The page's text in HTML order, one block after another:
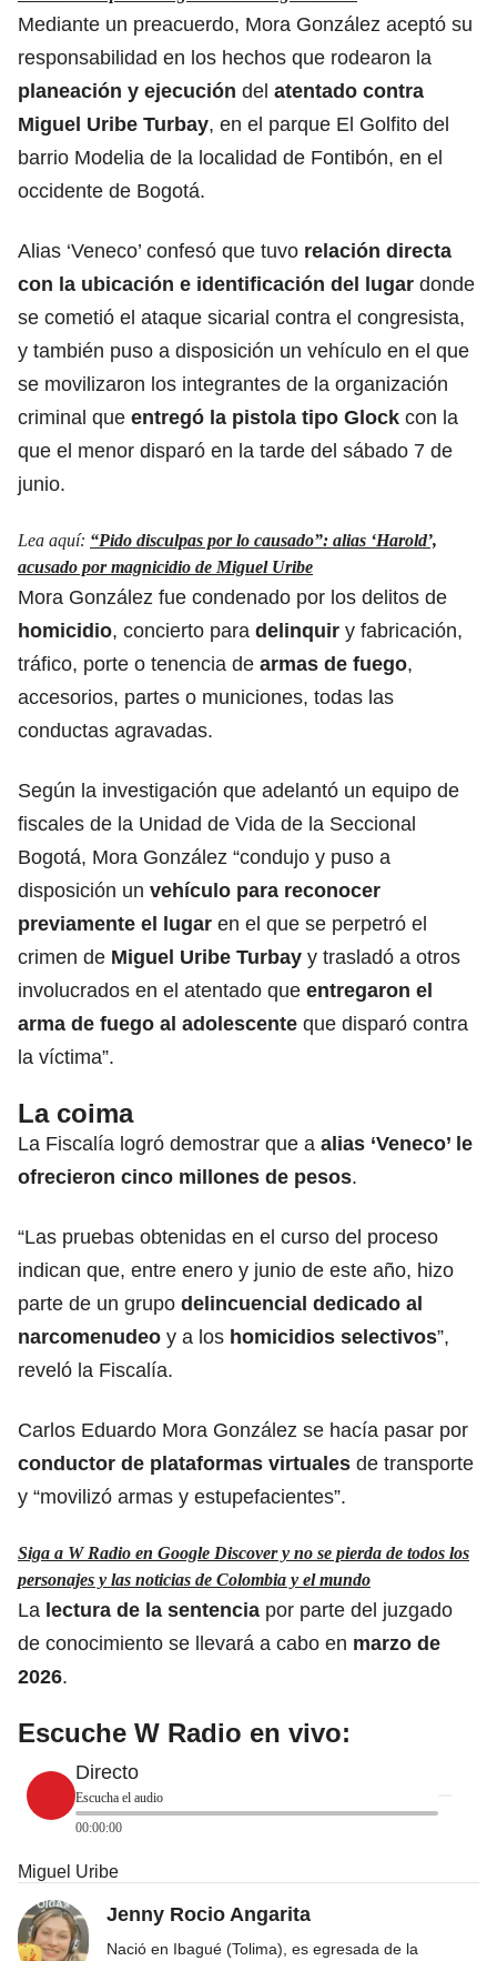
Mediante un preacuerdo, Mora González aceptó su
responsabilidad en los hechos que rodearon la
planeación y ejecución del atentado contra
Miguel Uribe Turbay, en el parque El Golfito del
barrio Modelia de la localidad de Fontibón, en el
occidente de Bogotá.
Alias ‘Veneco’ confesó que tuvo relación directa
con la ubicación e identificación del lugar donde
se cometió el ataque sicarial contra el congresista,
y también puso a disposición un vehículo en el que
se movilizaron los integrantes de la organización
criminal que entregó la pistola tipo Glock con la
que el menor disparó en la tarde del sábado 7 de
junio.
Lea aquí: “Pido disculpas por lo causado”: alias ‘Harold’,
acusado por magnicidio de Miguel Uribe
Mora González fue condenado por los delitos de
homicidio, concierto para delinquir y fabricación,
tráfico, porte o tenencia de armas de fuego,
accesorios, partes o municiones, todas las
conductas agravadas.
Según la investigación que adelantó un equipo de
fiscales de la Unidad de Vida de la Seccional
Bogotá, Mora González “condujo y puso a
disposición un vehículo para reconocer
previamente el lugar en el que se perpetró el
crimen de Miguel Uribe Turbay y trasladó a otros
involucrados en el atentado que entregaron el
arma de fuego al adolescente que disparó contra
la víctima”.
La coima
La Fiscalía logró demostrar que a alias ‘Veneco’ le
ofrecieron cinco millones de pesos.
“Las pruebas obtenidas en el curso del proceso
indican que, entre enero y junio de este año, hizo
parte de un grupo delincuencial dedicado al
narcomenudeo y a los homicidios selectivos”,
reveló la Fiscalía.
Carlos Eduardo Mora González se hacía pasar por
conductor de plataformas virtuales de transporte
y “movilizó armas y estupefacientes”.
Siga a W Radio en Google Discover y no se pierda de todos los
personajes y las noticias de Colombia y el mundo
La lectura de la sentencia por parte del juzgado
de conocimiento se llevará a cabo en marzo de
2026.
Escuche W Radio en vivo:
Directo
Escucha el audio
00:00:00
Miguel Uribe
Jenny Rocio Angarita
Nació en Ibagué (Tolima), es egresada de la